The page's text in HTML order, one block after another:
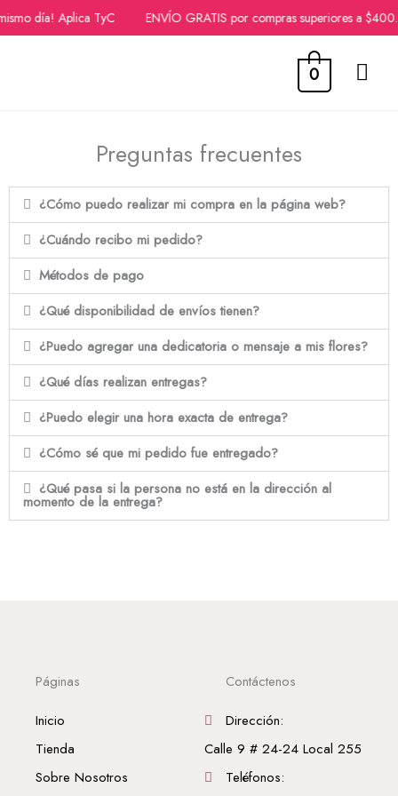
día! Aplica TyC ENVÍO GRATIS por compras superiores a
0
Preguntas frecuentes
¿Cómo puedo realizar mi compra en la página web?
¿Cuándo recibo mi pedido?
Métodos de pago
¿Qué disponibilidad de envíos tienen?
¿Puedo agregar una dedicatoria o mensaje a mis flores?
¿Qué días realizan entregas?
¿Puedo elegir una hora exacta de entrega?
¿Cómo sé que mi pedido fue entregado?
¿Qué pasa si la persona no está en la dirección al
momento de la entrega?
Páginas
Inicio
Tienda
Sobre Nosotros
Contáctenos
Dirección:
Calle 9 # 24-24 Local 255
Teléfonos: